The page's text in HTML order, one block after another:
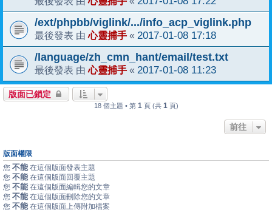
/ext/phpbb/viglink/.../info_acp_viglink.php
最後發表 由心靈捕手 « 2017-01-08 17:18
/language/zh_cmn_hant/email/test.txt
最後發表 由心靈捕手 « 2017-01-08 11:23
版面已鎖定
18 個主題 • 第 1 頁 (共 1 頁)
前往
版面權限
您 不能 在這個版面發表主題
您 不能 在這個版面回覆主題
您 不能 在這個版面編輯您的文章
您 不能 在這個版面刪除您的文章
您 不能 在這個版面上傳附加檔案